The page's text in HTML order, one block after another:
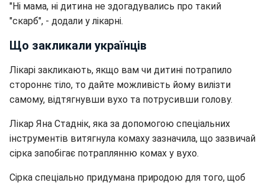
"Ні мама, ні дитина не здогадувались про такий
"скарб", - додали у лікарні.
Що закликали українців
Лікарі закликають, якщо вам чи дитині потрапило
стороннє тіло, то дайте можливість йому вилізти
самому, відтягнувши вухо та потрусивши голову.
Лікар Яна Стаднік, яка за допомогою спеціальних
інструментів витягнула комаху зазначила, що зазвичай
сірка запобігає потраплянню комах у вухо.
Сірка спеціально придумана природою для того, щоб